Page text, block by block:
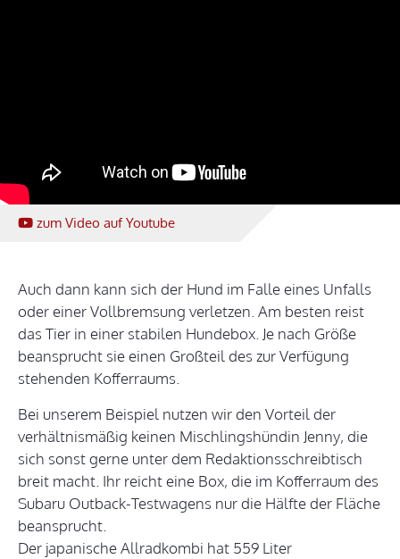
zum Video auf Youtube
Auch dann kann sich der Hund im Falle eines Unfalls
oder einer Vollbremsung verletzen. Am besten reist
das Tier in einer stabilen Hundebox. Je nach Größe
beansprucht sie einen Großteil des zur Verfügung
stehenden Kofferraums.
Bei unserem Beispiel nutzen wir den Vorteil der
verhältnismäßig keinen Mischlingshündin Jenny, die
sich sonst gerne unter dem Redaktionsschreibtisch
breit macht. Ihr reicht eine Box, die im Kofferraum des
Subaru Outback-Testwagens nur die Hälfte der Fläche
beansprucht.
Der japanische Allradkombi hat 559 Liter